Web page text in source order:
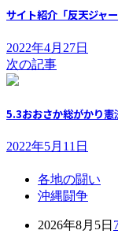
サイト紹介「反天ジ
2022年4月27日
次の記事
5.3おおさか総がかり憲
2022年5月11日
各地の闘い
沖縄闘争
2026年8月5日